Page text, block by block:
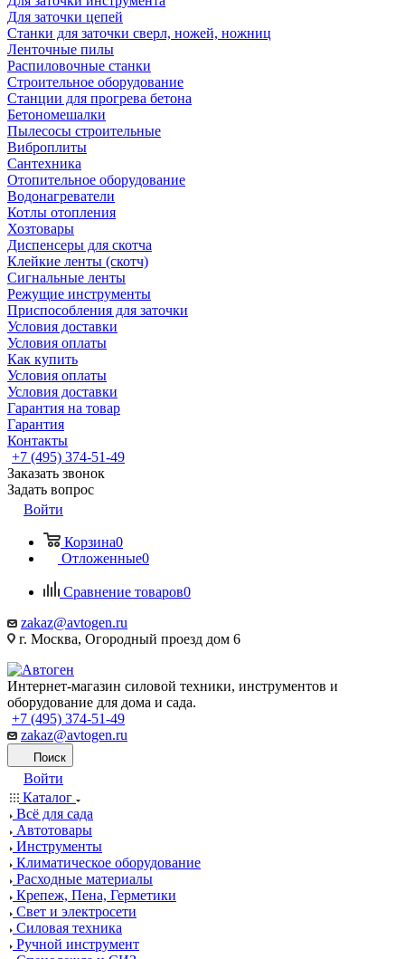
Для заточки цепей
Станки для заточки сверл, ножей, ножниц
Ленточные пилы
Распиловочные станки
Строительное оборудование
Станции для прогрева бетона
Бетономешалки
Пылесосы строительные
Виброплиты
Сантехника
Отопительное оборудование
Водонагреватели
Котлы отопления
Хозтовары
Диспенсеры для скотча
Клейкие ленты (скотч)
Сигнальные ленты
Режущие инструменты
Приспособления для заточки
Условия доставки
Условия оплаты
Как купить
Условия оплаты
Условия доставки
Гарантия на товар
Гарантия
Контакты
+7 (495) 374-51-49
Заказать звонок
Задать вопрос
Войти
Корзина0
Отложенные0
Сравнение товаров0
zakaz@avtogen.ru
г. Москва, Огородный проезд дом 6
Интернет-магазин силовой техники, инструментов и
оборудование для дома и сада.
+7 (495) 374-51-49
zakaz@avtogen.ru
Поиск
Войти
Каталог
Всё для сада
Автотовары
Инструменты
Климатическое оборудование
Расходные материалы
Крепеж, Пена, Герметики
Свет и электросети
Силовая техника
Ручной инструмент